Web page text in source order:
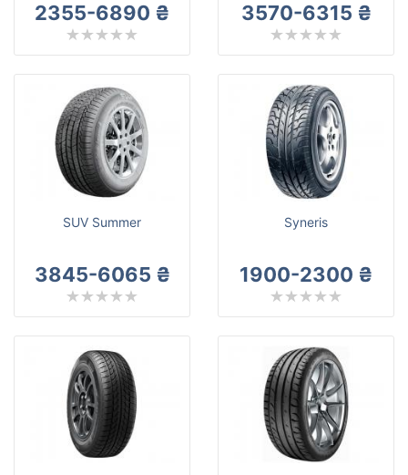
2355-6890 ₴ 3570-6315 ₴
SUV Summer
3845-6065 ₴
Syneris
1900-2300 ₴